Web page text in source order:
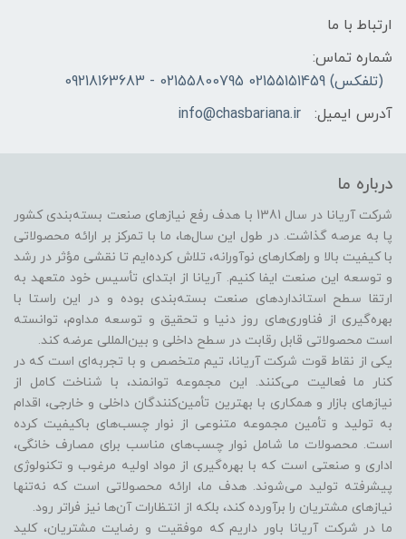
ارتباط با ما
شماره تماس:
(تلفکس) 02155151459 02155800795 - 09218163683
آدرس ایمیل:
info@chasbariana.ir
درباره ما
شرکت آریانا در سال 1381 با هدف رفع نیازهای صنعت بسته‌بندی کشور
پا به عرصه گذاشت. در طول این سال‌ها، ما با تمرکز بر ارائه محصولاتی
با کیفیت بالا و راهکارهای نوآورانه، تلاش کرده‌ایم تا نقشی مؤثر در رشد
و توسعه این صنعت ایفا کنیم. آریانا از ابتدای تأسیس خود متعهد به
ارتقا سطح استانداردهای صنعت بسته‌بندی بوده و در این راستا با
بهره‌گیری از فناوری‌های روز دنیا و تحقیق و توسعه مداوم، توانسته
است محصولاتی قابل رقابت در سطح داخلی و بین‌المللی عرضه کند.
یکی از نقاط قوت شرکت آریانا، تیم متخصص و با تجربه‌ای است که در
کنار ما فعالیت می‌کنند. این مجموعه توانمند، با شناخت کامل از
نیازهای بازار و همکاری با بهترین تأمین‌کنندگان داخلی و خارجی، اقدام
به تولید و تأمین مجموعه متنوعی از نوار چسب‌های باکیفیت کرده
است. محصولات ما شامل نوار چسب‌های مناسب برای مصارف خانگی،
اداری و صنعتی است که با بهره‌گیری از مواد اولیه مرغوب و تکنولوژی
پیشرفته تولید می‌شوند. هدف ما، ارائه محصولاتی است که نه‌تنها
نیازهای مشتریان را برآورده کند، بلکه از انتظارات آن‌ها نیز فراتر رود.
ما در شرکت آریانا باور داریم که موفقیت و رضایت مشتریان، کلید